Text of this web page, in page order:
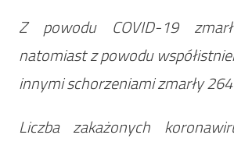
Z powodu COVID-19
natomiast z powodu
innymi schorzeniami zmarły
Liczba zakażonych